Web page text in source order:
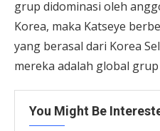
grup didominasi oleh
Korea, maka Katseye
yang berasal dari Korea
mereka adalah global
You Might Be